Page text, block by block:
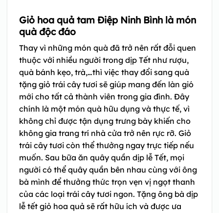
Giỏ hoa quả tam Điệp Ninh Bình là món
quà độc đáo
Thay vì những món quà đã trở nên rất đỗi quen
thuộc với nhiều người trong dịp Tết như rượu,
quà bánh kẹo, trà,…thì việc thay đổi sang quà
tặng giỏ trái cây tươi sẽ giúp mang đến làn gió
mới cho tất cả thành viên trong gia đình. Đây
chính là một món quà hữu dụng và thực tế, vì
không chỉ được tận dụng trưng bày khiến cho
không gia trang trí nhà cửa trở nên rực rỡ. Giỏ
trái cây tươi còn thể thưởng ngay trực tiếp nếu
muốn. Sau bữa ăn quây quần dịp lễ Tết, mọi
người có thể quây quần bên nhau cùng với ông
bà mình để thưởng thức trọn vẹn vị ngọt thanh
của các loại trái cây tươi ngon. Tặng ông bà dịp
lễ tết giỏ hoa quả sẽ rất hữu ích và được ưa